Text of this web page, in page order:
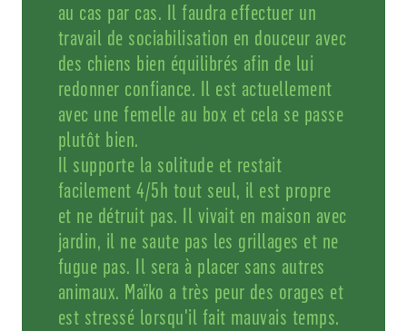
au cas par cas. Il faudra effectuer un
travail de sociabilisation en douceur avec
des chiens bien équilibrés afin de lui
redonner confiance. Il est actuellement
avec une femelle au box et cela se passe
plutôt bien.
Il supporte la solitude et restait
facilement 4/5h tout seul, il est propre
et ne détruit pas. Il vivait en maison avec
jardin, il ne saute pas les grillages et ne
fugue pas. Il sera à placer sans autres
animaux. Maïko a très peur des orages et
est stressé lorsqu'il fait mauvais temps.